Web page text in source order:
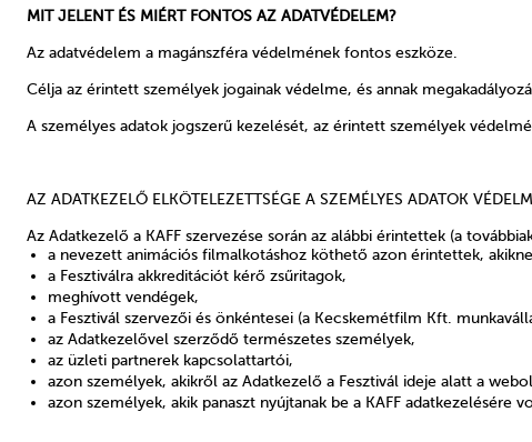
MIT JELENT ÉS MIÉRT FONTOS AZ ADATVÉDELEM?
Az adatvédelem a magánszféra védelmének fontos eszköze.
Célja az érintett személyek jogainak védelme, és annak
A személyes adatok jogszerű kezelését, az érintett személyek
AZ ADATKEZELŐ ELKÖTELEZETTSÉGE A SZEMÉLYES ADATOK
Az Adatkezelő a KAFF szervezése során az alábbi érintettek (a
a nevezett animációs filmalkotáshoz köthető azon érintettek,
a Fesztiválra akkreditációt kérő zsűritagok,
meghívott vendégek,
a Fesztivál szervezői és önkéntesei (a Kecskemétfilm Kft.
az Adatkezelővel szerződő természetes személyek,
az üzleti partnerek kapcsolattartói,
azon személyek, akikről az Adatkezelő a Fesztivál ideje alatt a
azon személyek, akik panaszt nyújtanak be a KAFF adatkezelésére